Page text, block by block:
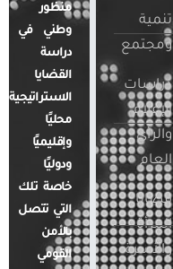
تنمية
ومجتمع
دراسات
الإعلام
والرأي
العام
قضايا
المرأة
والأسرة
منظور
وطني في
دراسة
القضايا
الاستراتيجية
محليًا
وإقليميًا
ودوليًا
خاصة تلك
التي تتصل
بالأمن
القومي